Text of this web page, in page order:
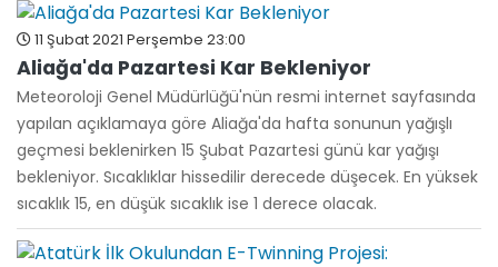
11 Şubat 2021 Perşembe 23:00
Aliağa'da Pazartesi Kar Bekleniyor
Meteoroloji Genel Müdürlüğü'nün resmi internet sayfasında
yapılan açıklamaya göre Aliağa'da hafta sonunun yağışlı
geçmesi beklenirken 15 Şubat Pazartesi günü kar yağışı
bekleniyor. Sıcaklıklar hissedilir derecede düşecek. En yüksek
sıcaklık 15, en düşük sıcaklık ise 1 derece olacak.